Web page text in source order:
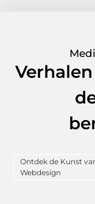
Ontdek de Kunst
Webdesign